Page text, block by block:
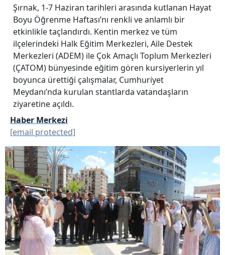
Şırnak, 1-7 Haziran tarihleri arasında kutlanan Hayat
Boyu Öğrenme Haftası’nı renkli ve anlamlı bir
etkinlikle taçlandırdı. Kentin merkez ve tüm
ilçelerindeki Halk Eğitim Merkezleri, Aile Destek
Merkezleri (ADEM) ile Çok Amaçlı Toplum Merkezleri
(ÇATOM) bünyesinde eğitim gören kursiyerlerin yıl
boyunca ürettiği çalışmalar, Cumhuriyet
Meydanı’nda kurulan stantlarda vatandaşların
ziyaretine açıldı.
Haber Merkezi
[email protected]